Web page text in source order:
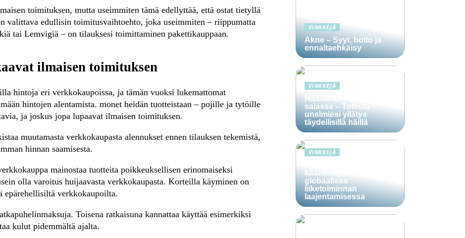
toimituksen, mutta useimmiten tämä edellyttää, että ostat tietyllä
valittava edullisin toimitusvaihtoehto, joka useimmiten – riippumatta
tai Lemvigiä – on tilauksesi toimittaminen pakettikauppaan.
ilmaisen toimituksen
hintoja eri verkkokaupoissa, ja tämän vuoksi lukemattomat
hintojen alentamista. monet heidän tuotteistaan – pojille ja tytöille
ja joskus jopa lupaavat ilmaisen toimituksen.
muutamasta verkkokaupasta alennukset ennen tilauksen tekemistä,
hinnan saamisesta.
mainostaa tuotteita poikkeuksellisen erinomaiseksi
olla varoitus huijaavasta verkkokaupasta. Korteilla käyminen on
epärehellisiltä verkkokaupoilta.
Toisena ratkaisuna kannattaa käyttää esimerkiksi
kulut pidemmältä ajalta.
VINKKEJÄ
Akne – Syyt, hoito ja
ennaltaehkäisy
VINKKEJÄ
Häälainan hakeminen
salassa – Toteuta
unelmiesi yllätys
täydellisillä häillä
VINKKEJÄ
käännöspalvelujen rooli
globaalissa
liiketoiminnan
laajentamisessa